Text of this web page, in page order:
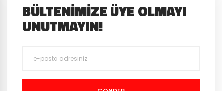
BÜLTENIMIZE ÜYE OLMAYI
UNUTMAYIN!